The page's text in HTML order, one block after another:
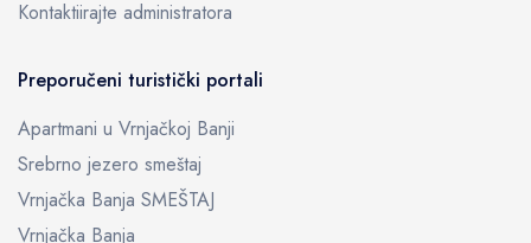
Kontaktiirajte administratora
Preporučeni turistički portali
Apartmani u Vrnjačkoj Banji
Srebrno jezero smeštaj
Vrnjačka Banja SMEŠTAJ
Vrnjačka Banja